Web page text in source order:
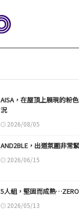
AISA，在屋頂上展現的粉
況
2026/08/05
AND2BLE，出道氛圍非常
2026/06/15
5人組，堅固而成熟
2026/05/13